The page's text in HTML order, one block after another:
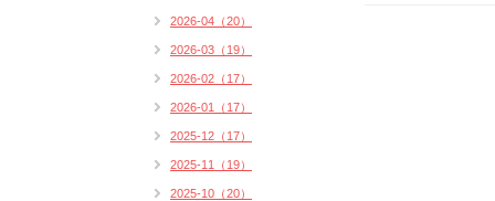
2026-04（20）
2026-03（19）
2026-02（17）
2026-01（17）
2025-12（17）
2025-11（19）
2025-10（20）